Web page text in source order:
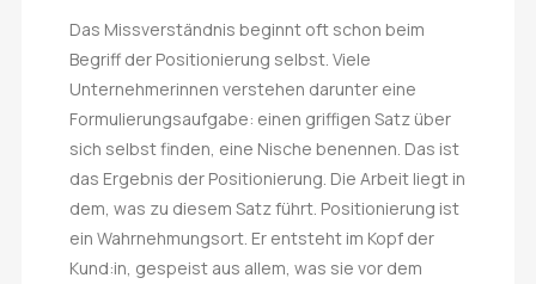
Das Missverständnis beginnt oft schon beim
Begriff der Positionierung selbst. Viele
Unternehmerinnen verstehen darunter eine
Formulierungsaufgabe: einen griffigen Satz über
sich selbst finden, eine Nische benennen. Das ist
das Ergebnis der Positionierung. Die Arbeit liegt in
dem, was zu diesem Satz führt. Positionierung ist
ein Wahrnehmungsort. Er entsteht im Kopf der
Kund:in, gespeist aus allem, was sie vor dem